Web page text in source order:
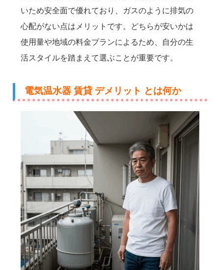
いため安全面で優れており、ガスのように排気の
心配がない点はメリットです。どちらが安いかは
使用量や地域の料金プランによるため、自分の生
活スタイルを踏まえて選ぶことが重要です。
電気温水器 賃貸 デメリット とは何か